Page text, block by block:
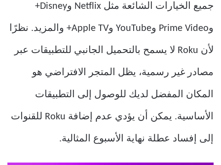
جميع الخيارات الشائعة مثل Netflix وDisney+
وPrime Video وYouTube وApple TV+ والمزيد. نظرًا
لأن Roku لا يسمح بالتحميل الجانبي للتطبيقات عبر
مصادر غير رسمية، يظل المتجر الافتراضي هو
المكان المفضل لديك للوصول إلى التطبيقات
الأساسية. يمكن أن يؤدي عدم إضافة Roku للقنوات
إلى إفساد عطلة نهاية الأسبوع المثالية.